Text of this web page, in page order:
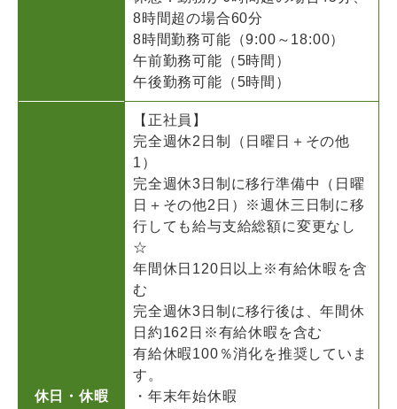
8時間超の場合60分
8時間勤務可能（9:00～18:00）
午前勤務可能（5時間）
午後勤務可能（5時間）
休日・休暇
【正社員】
完全週休2日制（日曜日＋その他
1）
完全週休3日制に移行準備中（日曜
日＋その他2日）※週休三日制に移
行しても給与支給総額に変更なし
☆
年間休日120日以上※有給休暇を含
む
完全週休3日制に移行後は、年間休
日約162日※有給休暇を含む
有給休暇100％消化を推奨していま
す。
・年末年始休暇